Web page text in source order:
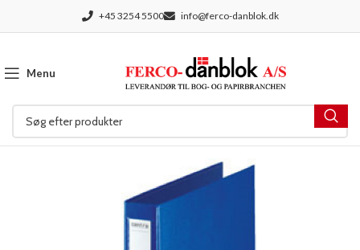
+45 3254 5500 info@ferco-danblok.dk
Menu